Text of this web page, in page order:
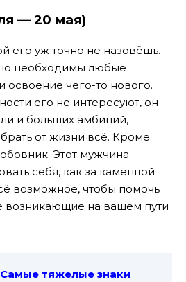
— 20 мая)
его уж точно не назовёшь.
необходимы любые
чего-то нового.
его не интересуют, он —
и больших амбиций,
от жизни всё. Кроме
Этот мужчина
себя, как за каменной
возможное, чтобы помочь
возникающие на вашем пути
Самые тяжелые знаки